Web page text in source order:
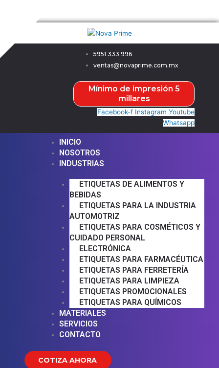
5951 333 996
ventas@novaprime.com.mx
Mínimo de impresión 5
millares
Facebook-f Instagram Youtube
Whatsapp
INICIO
NOSOTROS
INDUSTRIAS
ETIQUETAS DE ALIMENTOS Y
BEBIDAS
ETIQUETAS PARA LA INDUSTRIA
AUTOMOTRIZ
ETIQUETAS PARA COSMÉTICOS Y
CUIDADO PERSONAL
ELECTRÓNICA
ETIQUETAS PARA FARMACÉUTICA
ETIQUETAS PARA FERRETERÍA
ETIQUETAS PARA LIMPIEZA
ETIQUETAS PROMOCIONALES
ETIQUETAS PARA QUÍMICOS
MATERIALES
SERVICIOS
CONTACTO
COTIZA AHORA